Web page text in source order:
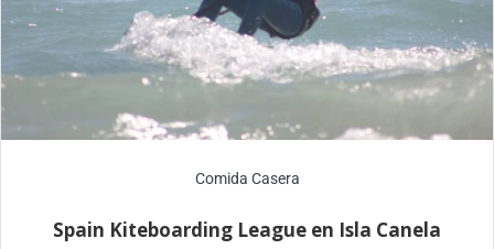
Comida Casera
Spain Kiteboarding League en Isla Canela